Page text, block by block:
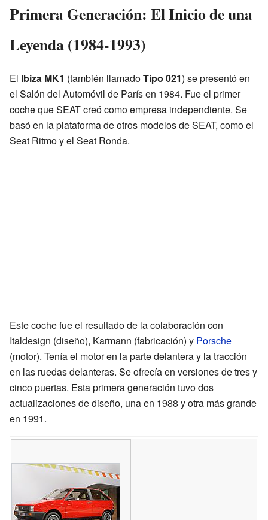
Primera Generación: El Inicio de una
Leyenda (1984-1993)
El Ibiza MK1 (también llamadoTipo 021) se presentó en
el Salón del Automóvil de París en 1984. Fue el primer
coche que SEAT creó como empresa independiente. Se
basó en la plataforma de otros modelos de SEAT, como el
Seat Ritmo y el Seat Ronda.
Este coche fue el resultado de la colaboración con
Italdesign (diseño), Karmann (fabricación) y Porsche
(motor). Tenía el motor en la parte delantera y la tracción
en las ruedas delanteras. Se ofrecía en versiones de tres y
cinco puertas. Esta primera generación tuvo dos
actualizaciones de diseño, una en 1988 y otra más grande
en 1991.